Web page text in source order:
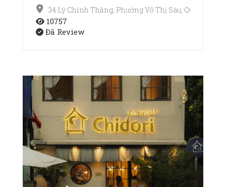
34 Lý Chính Thắng, Phường Võ Thị Sáu, Quận 3, Hồ
10757
Đã Review